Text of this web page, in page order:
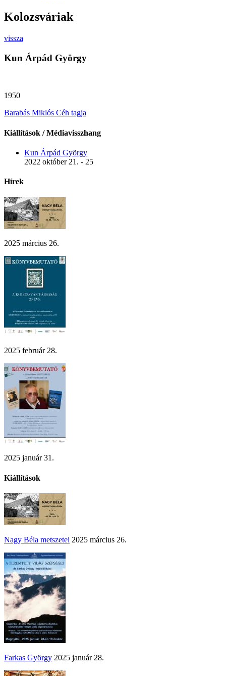
Kolozsváriak
vissza
Kun Árpád György
1950
Barabás Miklós Céh tagja
Kiállítások / Médiavisszhang
Kun Árpád György
2022 október 21. - 25
Hírek
2025 március 26.
2025 február 28.
2025 január 31.
Kiállítások
Nagy Béla metszetei 2025 március 26.
Farkas György 2025 január 28.